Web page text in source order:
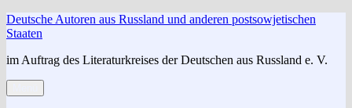
Zum
Inhalt
Deutsche Autoren aus Russland und anderen postsowjetischen
Staaten
im Auftrag des Literaturkreises der Deutschen aus Russland e. V.